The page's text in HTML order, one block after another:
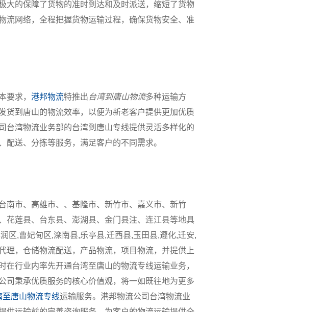
大的保障了货物的准时到达和及时派送，缩短了货物
流网络，全程把握货物运输过程，确保货物安全、准
要求， 港邦物流特推出 台湾到唐山物流多种运输方
货到唐山的物流效率，以便为新老客户提供更加优质
台湾物流业务部的台湾到唐山专线提供灵活多样化的
送、分拣等服务，满足客户的不同需求。
南市、高雄市、、基隆市、新竹市、嘉义市、新竹
花莲县、台东县、澎湖县、金门县注、连江县等地具
区,曹妃甸区,滦南县,乐亭县,迁西县,玉田县,遵化,迁安,
理，仓储物流配送，产品物流，项目物流，并提供上
行业内率先开通台湾至唐山的物流专线运输业务，
司秉承优质服务的核心价值观，将一如既往地为更多
唐山物流专线运输服务。港邦物流公司台湾物流业